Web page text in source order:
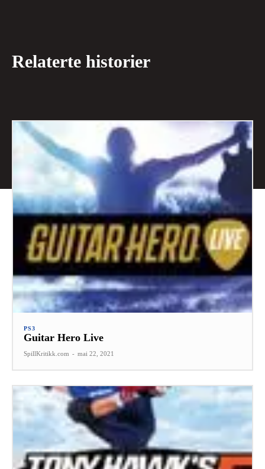
Relaterte historier
PS3
Guitar Hero Live
SpillKritikk.com - mai 22, 2021